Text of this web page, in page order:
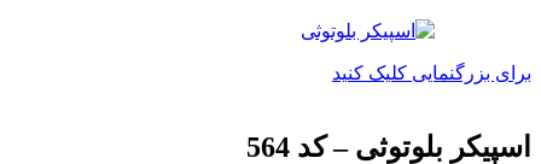
برای بزرگنمایی کلیک کنید
اسپیکر بلوتوثی – کد 564